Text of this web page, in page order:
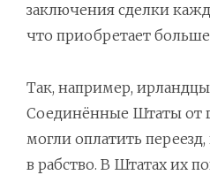
заключения сделки
что приобретает
Так, например,
Соединённые Штаты от
могли оплатить
в рабство. В Штатах их